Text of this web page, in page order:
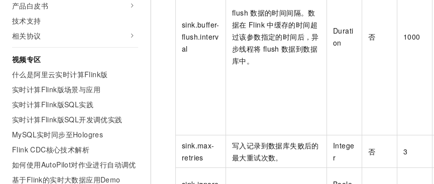
产品白皮书
技术支持
相关协议
视频专区
什么是阿里云实时计算Flink版
实时计算Flink版场景与应用
实时计算Flink版SQL实践
实时计算Flink版SQL开发调优实践
MySQL实时同步至Hologres
Flink CDC核心技术解析
如何使用AutoPilot对作业进行自动调优
基于Flink的实时大数据应用Demo
sink.buffer-
flush.interv
al
flush 数据的时间间隔。数
据在 Flink 中缓存的时间超
过该参数指定的时间后，异
步线程将 flush 数据到数据
库中。
Durati
on
否 1000
sink.max-
retries
写入记录到数据库失败后的
最大重试次数。
Intege
r
否 3